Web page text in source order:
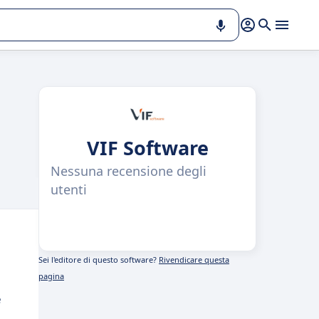
VIF Software
Nessuna recensione degli
utenti
Sei l'editore di questo software? Rivendicare questa
pagina